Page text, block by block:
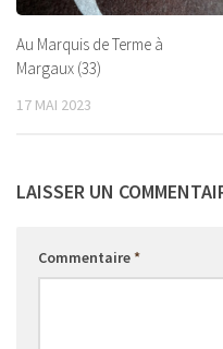
Au Marquis de Terme à
Margaux (33)
17 MAI 2023
LAISSER UN
Commentaire*